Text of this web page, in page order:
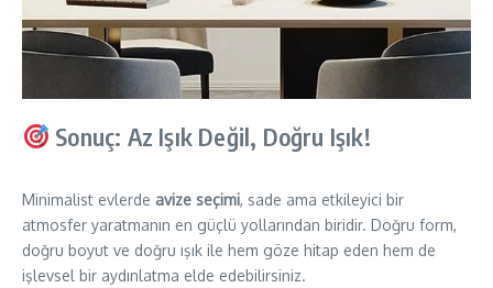
Sonuç: Az Işık Değil, Doğru Işık!
Minimalist evlerde avize seçimi, sade ama etkileyici bir
atmosfer yaratmanın en güçlü yollarından biridir. Doğru form,
doğru boyut ve doğru ışık ile hem göze hitap eden hem de
işlevsel bir aydınlatma elde edebilirsiniz.